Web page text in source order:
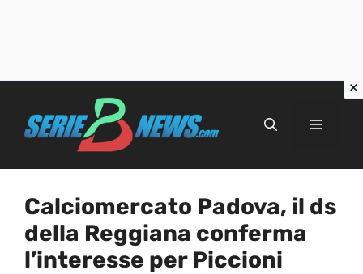
Menu
Calciomercato Padova, il ds
della Reggiana conferma
l’interesse per Piccioni